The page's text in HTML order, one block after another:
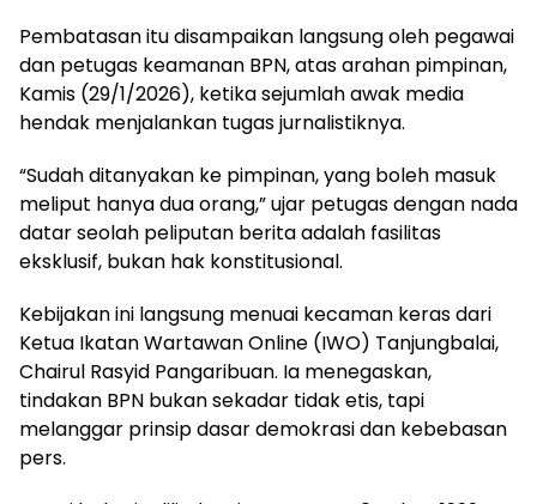
Pembatasan itu disampaikan langsung oleh pegawai
dan petugas keamanan BPN, atas arahan pimpinan,
Kamis (29/1/2026), ketika sejumlah awak media
hendak menjalankan tugas jurnalistiknya.
“Sudah ditanyakan ke pimpinan, yang boleh masuk
meliput hanya dua orang,” ujar petugas dengan nada
datar seolah peliputan berita adalah fasilitas
eksklusif, bukan hak konstitusional.
Kebijakan ini langsung menuai kecaman keras dari
Ketua Ikatan Wartawan Online (IWO) Tanjungbalai,
Chairul Rasyid Pangaribuan. Ia menegaskan,
tindakan BPN bukan sekadar tidak etis, tapi
melanggar prinsip dasar demokrasi dan kebebasan
pers.